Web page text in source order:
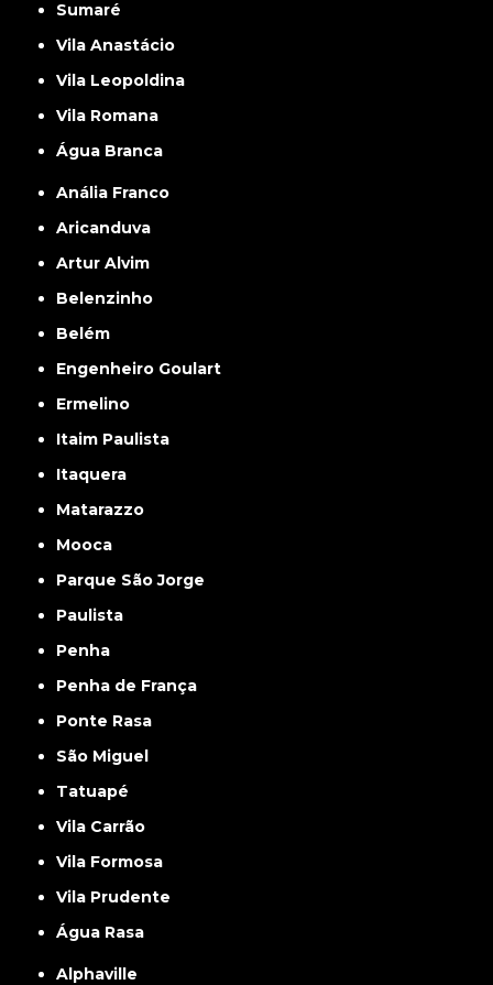
Sumaré
Vila Anastácio
Vila Leopoldina
Vila Romana
Água Branca
Anália Franco
Aricanduva
Artur Alvim
Belenzinho
Belém
Engenheiro Goulart
Ermelino
Itaim Paulista
Itaquera
Matarazzo
Mooca
Parque São Jorge
Paulista
Penha
Penha de França
Ponte Rasa
São Miguel
Tatuapé
Vila Carrão
Vila Formosa
Vila Prudente
Água Rasa
Alphaville